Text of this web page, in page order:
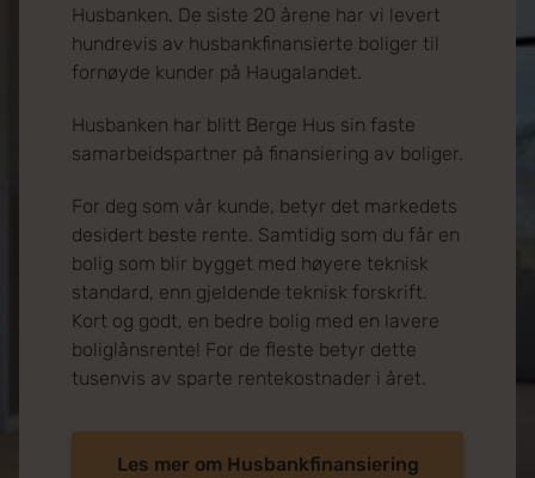
Husbanken. De siste 20 årene har vi levert
hundrevis av husbankfinansierte boliger til
fornøyde kunder på Haugalandet.
Husbanken har blitt Berge Hus sin faste
samarbeidspartner på finansiering av boliger.
For deg som vår kunde, betyr det markedets
desidert beste rente. Samtidig som du får en
bolig som blir bygget med høyere teknisk
standard, enn gjeldende teknisk forskrift.
Kort og godt, en bedre bolig med en lavere
boliglånsrente! For de fleste betyr dette
tusenvis av sparte rentekostnader i året.
Les mer om Husbankfinansiering